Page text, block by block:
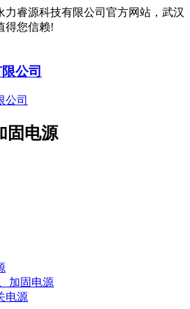
力睿源科技有限公司官方网站，武汉
得您信赖!
公司
固电源
加固电源
电源